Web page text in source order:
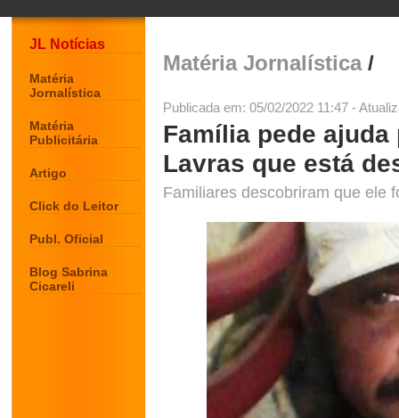
JL Notícias
Matéria
Jornalística
Matéria
Publicitária
Artigo
Click do Leitor
Publ. Oficial
Blog Sabrina
Cicareli
Matéria Jornalística/
Publicada em: 05/02/2022 11:47 -
Família pede
Lavras que está
Familiares descobriram que ele